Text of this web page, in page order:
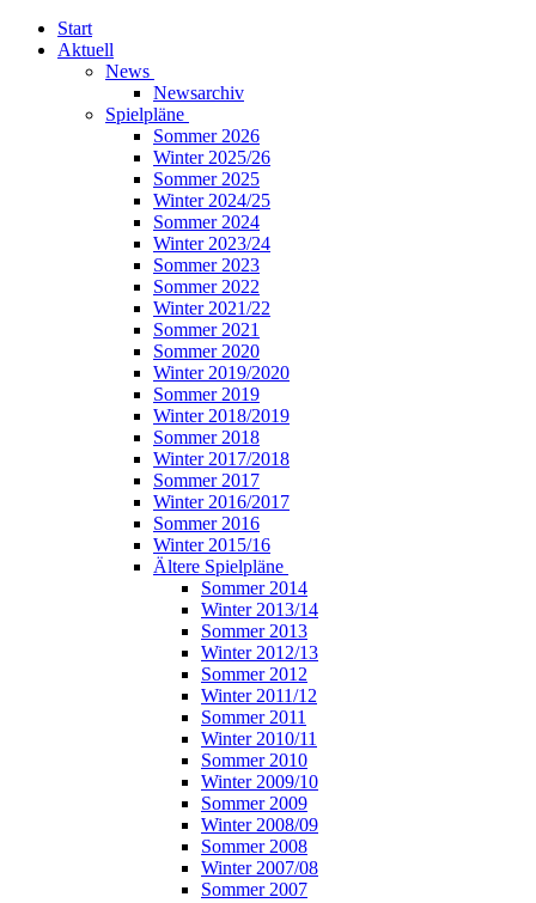
Start
Aktuell
News
Newsarchiv
Spielpläne
Sommer 2026
Winter 2025/26
Sommer 2025
Winter 2024/25
Sommer 2024
Winter 2023/24
Sommer 2023
Sommer 2022
Winter 2021/22
Sommer 2021
Sommer 2020
Winter 2019/2020
Sommer 2019
Winter 2018/2019
Sommer 2018
Winter 2017/2018
Sommer 2017
Winter 2016/2017
Sommer 2016
Winter 2015/16
Ältere Spielpläne
Sommer 2014
Winter 2013/14
Sommer 2013
Winter 2012/13
Sommer 2012
Winter 2011/12
Sommer 2011
Winter 2010/11
Sommer 2010
Winter 2009/10
Sommer 2009
Winter 2008/09
Sommer 2008
Winter 2007/08
Sommer 2007